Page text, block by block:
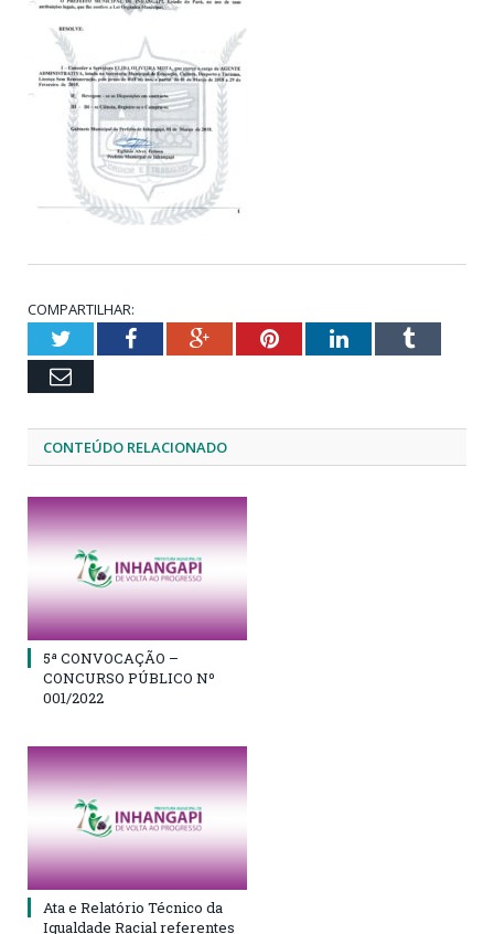
COMPARTILHAR:
TwitterFacebookGoogle+PinterestLinkedInTumblr
Email
CONTEÚDO RELACIONADO
5ª CONVOCAÇÃO –
CONCURSO PÚBLICO Nº
001/2022
Ata e Relatório Técnico da
Igualdade Racial referentes